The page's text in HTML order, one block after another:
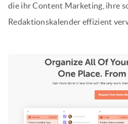
die ihr Content Marketing, ihre
Redaktionskalender effizient